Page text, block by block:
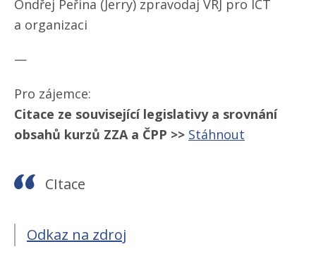
Ondřej Peřina (Jerry) zpravodaj VRJ pro ICT
a organizaci
—
Pro zájemce:
Citace ze související legislativy a srovnání
obsahů kurzů ZZA a ČPP >> Stáhnout
CItace
Odkaz na zdroj